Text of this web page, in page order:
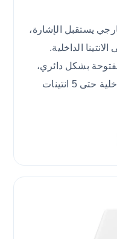
خارجي يستقبل الإشارة،
الداخلية.
مساحة مفتوحة بشكل دائري،
وقابل للتوسعة بإضافة انتينات داخلية حتى 5 انتينات